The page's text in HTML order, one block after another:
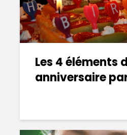
Les 4 éléments
anniversaire